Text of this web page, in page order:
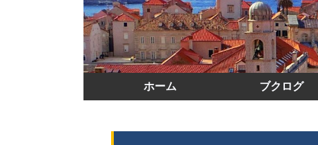
ホーム ブクログ